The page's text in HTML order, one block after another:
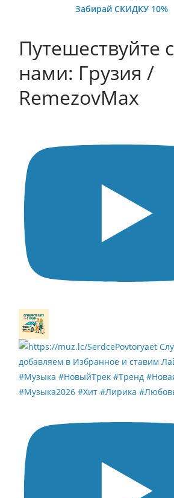
Забирай СКИДКУ 10%
Путешествуйте с
нами: Грузия /
RemezovMax